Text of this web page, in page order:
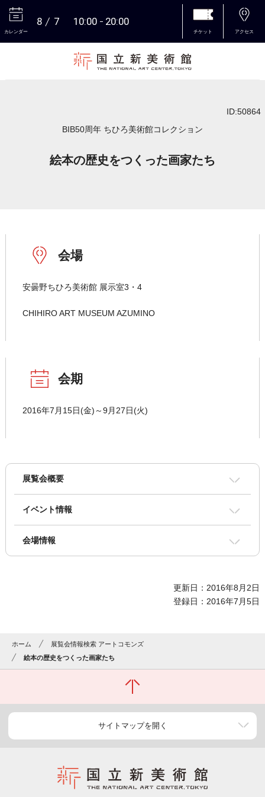
カレンダー
8 7 10:00 20:00
チケット アクセス
ID:50864
BIB50周年 ちひろ美術館コレクション
絵本の歴史をつくった画家たち
会場
安曇野ちひろ美術館 展示室3・4
CHIHIRO ART MUSEUM AZUMINO
会期
2016年7月15日(金)～9月27日(火)
展覧会概要
イベント情報
会場情報
更新日：2016年8月2日
登録日：2016年7月5日
ホーム
展覧会情報検索 アートコモンズ
絵本の歴史をつくった画家たち
サイトマップを開く